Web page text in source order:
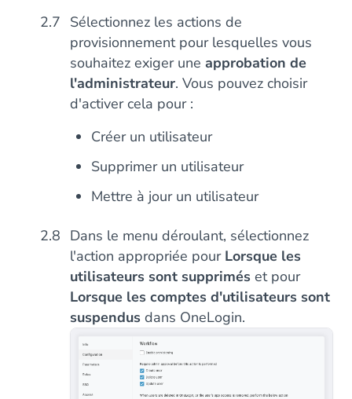
Sélectionnez les actions de
provisionnement pour lesquelles vous
souhaitez exiger une approbation de
l'administrateur. Vous pouvez choisir
d'activer cela pour :
Créer un utilisateur
Supprimer un utilisateur
Mettre à jour un utilisateur
Dans le menu déroulant, sélectionnez
l'action appropriée pour Lorsque les
utilisateurs sont supprimés et pour
Lorsque les comptes d'utilisateurs sont
suspendus dans OneLogin.